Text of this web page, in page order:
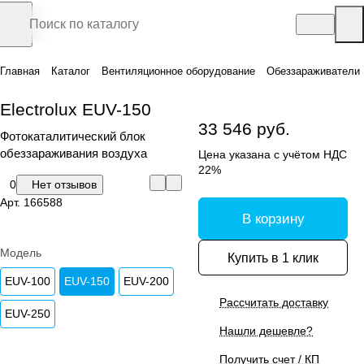
Главная Каталог Вентиляционное оборудование Обеззараживатели
Electrolux EUV-150
Фотокаталитический блок
обеззараживания воздуха
0
Нет отзывов
Арт. 166588
Модель
EUV-100 EUV-150 EUV-200
EUV-250
33 546 руб.
Цена указана с учётом НДС
22%
В корзину
Купить в 1 клик
Рассчитать доставку
Нашли дешевле?
Получить счет / КП